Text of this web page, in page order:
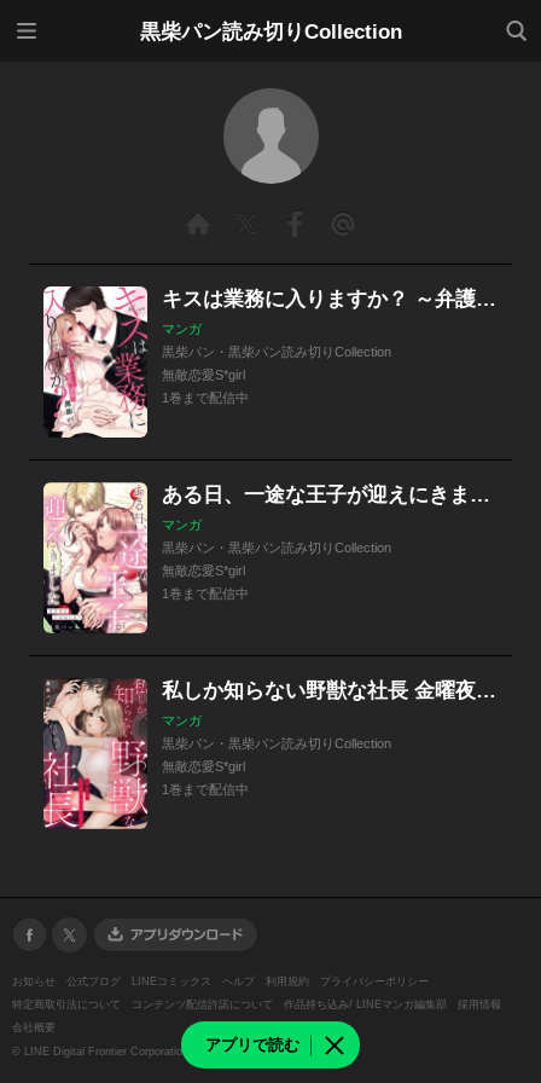
黒柴パン読み切りCollection
検索
アプリで読む
キスは業務に入りますか？ ～弁護士事務所で秘蜜の情事～（単話版）
マンガ
黒柴パン・黒柴パン読み切りCollection
無敵恋愛S*girl
1巻まで配信中
ある日、一途な王子が迎えにきました ～甘すぎる恋のはじまり～（単話版）
マンガ
黒柴パン・黒柴パン読み切りCollection
無敵恋愛S*girl
1巻まで配信中
私しか知らない野獣な社長 金曜夜はコインランドリーで（単話版）
マンガ
黒柴パン・黒柴パン読み切りCollection
無敵恋愛S*girl
1巻まで配信中
お知らせ 公式ブログ LINEコミックス ヘルプ 利用規約
プライバシーポリシー
特定商取引法について
コンテンツ配信許諾について 作品持ち込み/ LINEマンガ編集部
採用情報
会社概要
© LINE Digital Frontier Corporation